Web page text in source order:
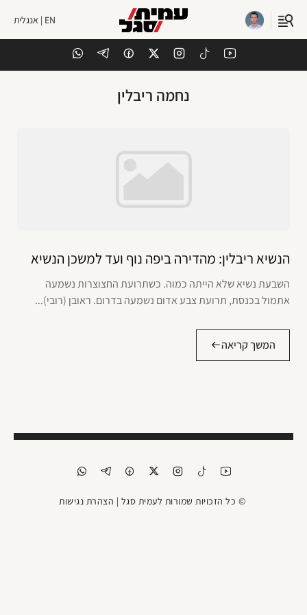
EN | אנגלית
נחמה ריבלין
הנשיא ריבלין: מהדירה ביפה נוף ועד למשכן הנשיא
השבעת נשיא שלא הייתה כמוה. כשתרועת החצוצרות נשמעה
אתמול בכנסת, תרועת צבע אדום נשמעה בדרום. ראובן (רובי)...
המשך קריאה
© כל הזכויות שמורות לעמית סגל | הצהרת נגישות